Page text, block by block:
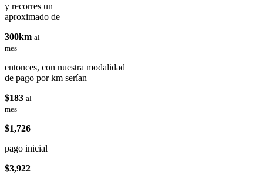
y recorres un
aproximado de
300km al
mes
entonces, con nuestra modalidad
de pago por km serían
$183 al
mes
$1,726
pago inicial
$3,922